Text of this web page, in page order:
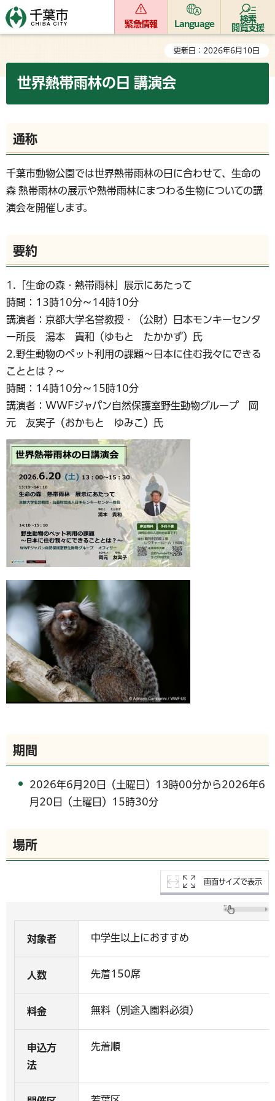
緊急情報 Language
検索
閲覧支援
更新日：2026年6月10日
世界熱帯雨林の日 講演会
通称
千葉市動物公園では世界熱帯雨林の日に合わせて、生命の
森 熱帯雨林の展示や熱帯雨林にまつわる生物についての講
演会を開催します。
要約
1.「生命の森・熱帯雨林」展示にあたって
時間：13時10分～14時10分
講演者：京都大学名誉教授・（公財）日本モンキーセンタ
ー所長 湯本 貴和（ゆもと たかかず）氏
2.野生動物のペット利用の課題～日本に住む我々にできる
こととは？～
時間：14時10分～15時10分
講演者：WWFジャパン自然保護室野生動物グループ 岡
元 友実子（おかもと ゆみこ）氏
期間
2026年6月20日（土曜日）13時00分から2026年6
月20日（土曜日）15時30分
場所
画面サイズで表示
対象者 中学生以上におすすめ
人数 先着150席
料金 無料（別途入園料必須）
申込方
法
先着順